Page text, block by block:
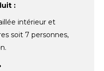
:
intérieur et
soit 7 personnes,